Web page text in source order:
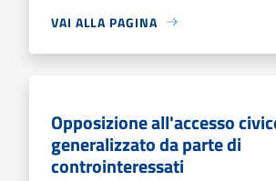
VAI ALLA PAGINA
Opposizione all'accesso
generalizzato da parte di
controinteressati